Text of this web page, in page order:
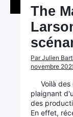
The
Par Julien
novembre
Voilà
plaignant
des
En effet,